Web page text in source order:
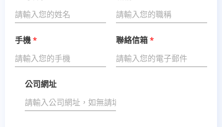
手機* 聯絡信箱*
公司網址